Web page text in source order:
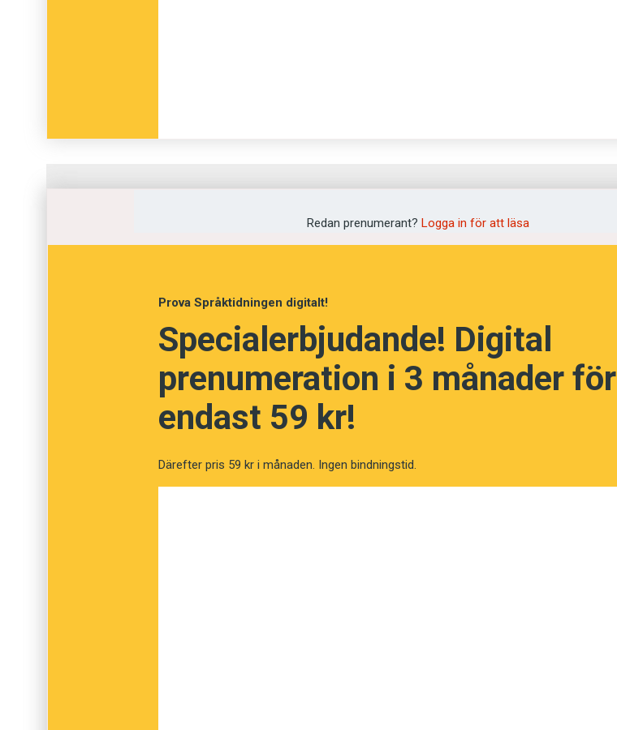
Vad heter Färöarna på färöiska?
Færeyjar
Føroyar
Færøyene
Færøyane
Redan prenumerant? Logga in för att läsa
Prova Språktidningen digitalt!
Specialerbjudande! Digital
prenumeration i 3 månader för
endast 59 kr!
Därefter pris 59 kr i månaden. Ingen bindningstid.